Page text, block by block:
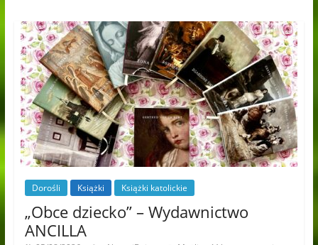
Dorośli Książki Książki katolickie
„Obce dziecko” – Wydawnictwo
ANCILLA